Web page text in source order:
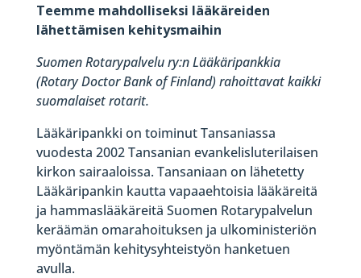
Teemme mahdolliseksi lääkäreiden
lähettämisen kehitysmaihin
Suomen Rotarypalvelu ry:n Lääkäripankkia
(Rotary Doctor Bank of Finland) rahoittavat kaikki
suomalaiset rotarit.
Lääkäripankki on toiminut Tansaniassa
vuodesta 2002 Tansanian evankelisluterilaisen
kirkon sairaaloissa. Tansaniaan on lähetetty
Lääkäripankin kautta vapaaehtoisia lääkäreitä
ja hammaslääkäreitä Suomen Rotarypalvelun
keräämän omarahoituksen ja ulkoministeriön
myöntämän kehitysyhteistyön hanketuen
avulla.